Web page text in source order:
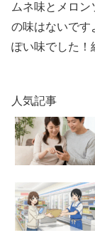
ムネ味とメロ
の味はないです
ぽい味でした！
人気記事